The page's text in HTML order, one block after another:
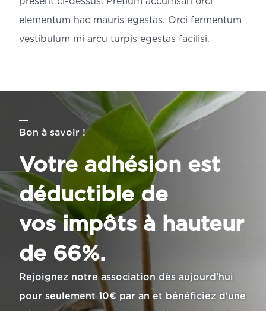
elementum hac mauris egestas. Orci fermentum
vestibulum mi arcu turpis egestas facilisi.
Bon à savoir !
Votre adhésion est
déductible de
vos impôts à hauteur
de 66%.
Rejoignez notre association dès aujourd'hui
pour seulement 10€ par an et bénéficiez d'une